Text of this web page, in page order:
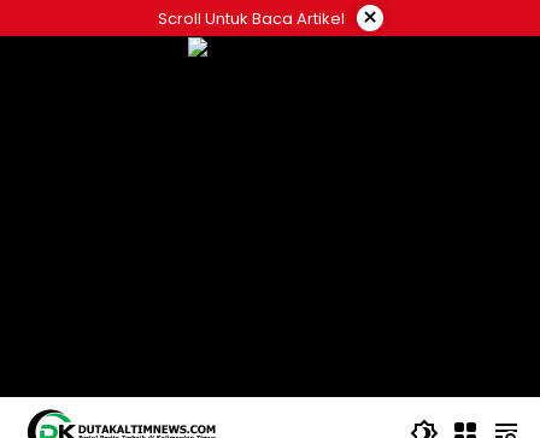
to
Scroll Untuk Baca Artikel ×